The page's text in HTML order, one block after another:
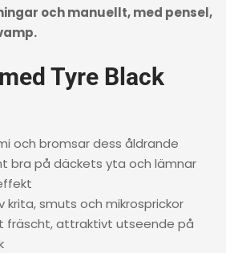
och manuellt, med pensel,
Tyre Black
och bromsar dess åldrande
bra på däckets yta och lämnar
krita, smuts och mikrosprickor
fräscht, attraktivt utseende på